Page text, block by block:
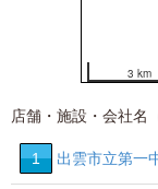
3 km
店舗・施設・会社名
1 出雲市立第一